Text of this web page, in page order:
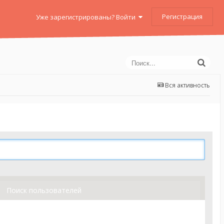
Уже зарегистрированы? Войти Регистрация
Вся активность
Поиск пользователей